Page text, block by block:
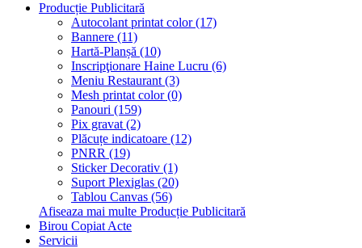
Producție Publicitară
Autocolant printat color (17)
Bannere (11)
Hartă-Planșă (10)
Inscripţionare Haine Lucru (6)
Meniu Restaurant (3)
Mesh printat color (0)
Panouri (159)
Pix gravat (2)
Plăcuțe indicatoare (12)
PNRR (19)
Sticker Decorativ (1)
Suport Plexiglas (20)
Tablou Canvas (56)
Afiseaza mai multe Producție Publicitară
Birou Copiat Acte
Servicii